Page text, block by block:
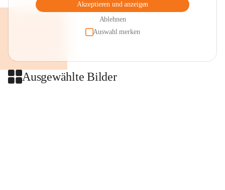
Akzeptieren und anzeigen
Ablehnen
Auswahl merken
Ausgewählte Bilder